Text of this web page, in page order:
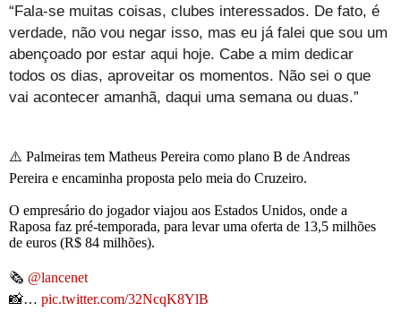
“Fala-se muitas coisas, clubes interessados. De fato, é
verdade, não vou negar isso, mas eu já falei que sou um
abençoado por estar aqui hoje. Cabe a mim dedicar
todos os dias, aproveitar os momentos. Não sei o que
vai acontecer amanhã, daqui uma semana ou duas.”
⚠️ Palmeiras tem Matheus Pereira como plano B de Andreas
Pereira e encaminha proposta pelo meia do Cruzeiro.
O empresário do jogador viajou aos Estados Unidos, onde a
Raposa faz pré-temporada, para levar uma oferta de 13,5 milhões
de euros (R$ 84 milhões).
🗞 @lancenet
📸… pic.twitter.com/32NcqK8YlB